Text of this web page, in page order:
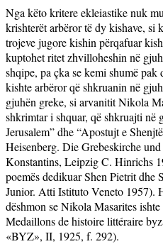
Nga këto kritere ekleiastike nuk
krishterët arbëror të dy kishave, si
trojeve jugore kishin përqafuar
kuptohet ritet zhvilloheshin në
shqipe, pa çka se kemi shumë pak
kishte arbëror që shkruanin në
gjuhën greke, si arvanitit Nikola
shkrimtar i shquar, që shkruajti në
Jerusalem” dhe “Apostujt e
Heisenberg. Die Grebeskirche
Konstantins, LeipzigC. Hinrichs
poemës dedikuar Shen Pietrit dhe
Junior. Atti Istituto Veneto 1957).
dëshmon se Nikola Masarites
Medaillons de histoire littéraire
«BYZ», II, 1925, f. 292).